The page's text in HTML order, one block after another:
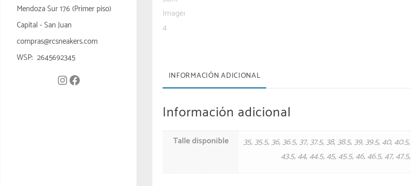
Mendoza Sur 176 (Primer piso)
Capital - San Juan
compras@rcsneakers.com
WSP: 2645692345
INFORMACIÓN ADICIONAL
Información adicional
Talle disponible 35,35.5,36,36.5,37,37.5,38,38.5,39,39.5,40,40.5,
43.5,44,44.5,45,45.5,46,46.5,47,47.5,